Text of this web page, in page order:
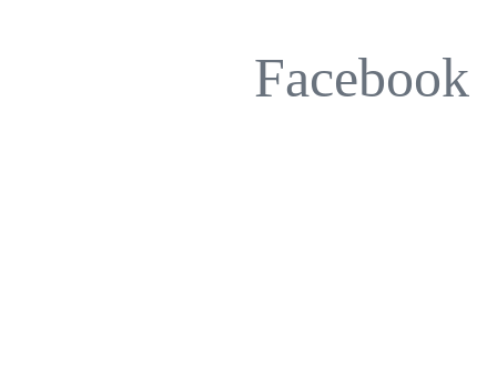
Facebook